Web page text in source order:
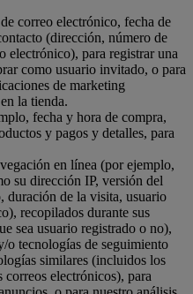
correo electrónico, fecha de
(dirección, número de
electrónico), para registrar una
como usuario invitado, o para
de marketing
la tienda.
fecha y hora de compra,
y pagos y detalles, para
en línea (por ejemplo,
su dirección IP, versión del
duración de la visita, usuario
recopilados durante sus
sea usuario registrado o no),
o tecnologías de seguimiento
similares (incluidos los
electrónicos), para